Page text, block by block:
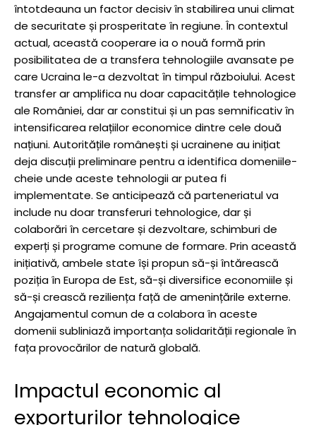
întotdeauna un factor decisiv în stabilirea unui climat
de securitate și prosperitate în regiune. În contextul
actual, această cooperare ia o nouă formă prin
posibilitatea de a transfera tehnologiile avansate pe
care Ucraina le-a dezvoltat în timpul războiului. Acest
transfer ar amplifica nu doar capacitățile tehnologice
ale României, dar ar constitui și un pas semnificativ în
intensificarea relațiilor economice dintre cele două
națiuni. Autoritățile românești și ucrainene au inițiat
deja discuții preliminare pentru a identifica domeniile-
cheie unde aceste tehnologii ar putea fi
implementate. Se anticipează că parteneriatul va
include nu doar transferuri tehnologice, dar și
colaborări în cercetare și dezvoltare, schimburi de
experți și programe comune de formare. Prin această
inițiativă, ambele state își propun să-și întărească
poziția în Europa de Est, să-și diversifice economiile și
să-și crească reziliența față de amenințările externe.
Angajamentul comun de a colabora în aceste
domenii subliniază importanța solidarității regionale în
fața provocărilor de natură globală.
Impactul economic al
exporturilor tehnologice